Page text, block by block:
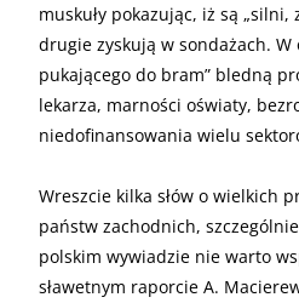
muskuły pokazując, iż są „silni,
drugie zyskują w sondażach. W
pukającego do bram” bledną
lekarza, marności oświaty,
niedofinansowania wielu
Wreszcie kilka słów o wielkich
państw zachodnich,
polskim wywiadzie nie warto
sławetnym raporcie A.